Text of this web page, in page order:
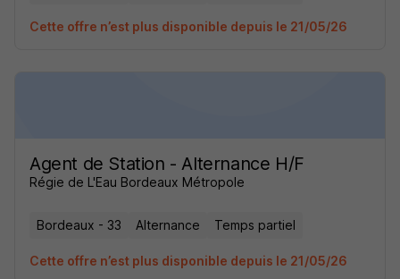
Cette offre n’est plus disponible depuis le 21/05/26
Agent de Station - Alternance H/F
Régie de L'Eau Bordeaux Métropole
Bordeaux - 33 Alternance Temps partiel
Cette offre n’est plus disponible depuis le 21/05/26